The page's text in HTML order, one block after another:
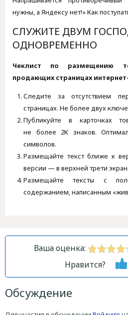
нужны, а Яндексу нет!» Как
СЛУЖИТЕ ДВУМ
ОДНОВРЕМЕННО
Чеклист по размещению
продающих страницах
Следите за отсутствием
страницах. Не более двух
Публикуйте в карточках
не более 2К знаков.
символов.
Размещайте текст ближе к
версии — в верхней трети
Размещайте тексты с
содержанием, написанным
Ваша оценка:
Нравится?
Обсуждение